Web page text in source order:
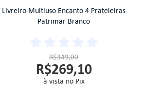
Livreiro Multiuso Encanto 4 Prateleiras
Patrimar Branco
R$349,00
R$269,10
à vista no Pix